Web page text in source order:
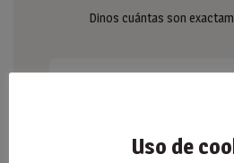
Dinos cuántas son
Uso de